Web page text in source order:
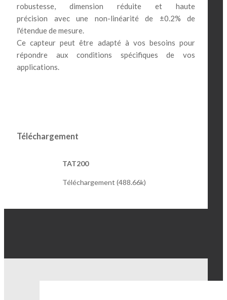
robustesse, dimension réduite et haute
précision avec une non-linéarité de ±0.2% de
l'étendue de mesure.
Ce capteur peut être adapté à vos besoins pour
répondre aux conditions spécifiques de vos
applications.
Téléchargement
TAT200
Téléchargement (488.66k)